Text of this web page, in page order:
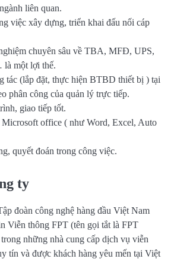
liên quan.
việc xây dựng, triển khai đấu nối cáp
chuyên sâu về TBA, MFĐ, UPS,
một lợi thế.
tác (lắp đặt, thực hiện BTBD thiết bị ) tại
phân công của quản lý trực tiếp.
giao tiếp tốt.
Microsoft office ( như Word, Excel, Auto
quyết đoán trong công việc.
ty
đoàn công nghệ hàng đầu Việt Nam
Viễn thông FPT (tên gọi tắt là FPT
những nhà cung cấp dịch vụ viễn
tín và được khách hàng yêu mến tại Việt